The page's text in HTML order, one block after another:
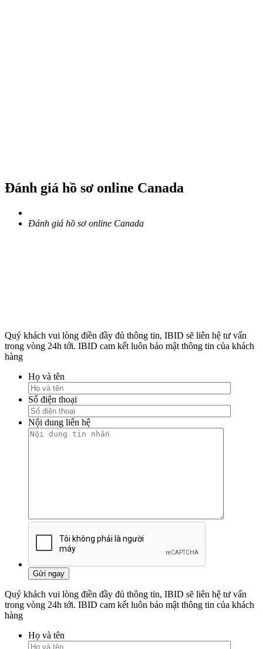
Đánh giá hồ sơ online Canada
Đánh giá hồ sơ online Canada
Quý khách vui lòng điền đầy đủ thông tin, IBID sẽ liên hệ tư vấn
trong vòng 24h tới. IBID cam kết luôn bảo mật thông tin của khách
hàng
Họ và tên
Số điện thoại
Nội dung liên hệ
Quý khách vui lòng điền đầy đủ thông tin, IBID sẽ liên hệ tư vấn
trong vòng 24h tới. IBID cam kết luôn bảo mật thông tin của khách
hàng
Họ và tên